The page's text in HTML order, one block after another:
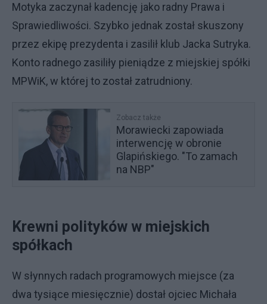
Motyka zaczynał kadencję jako radny Prawa i
Sprawiedliwości. Szybko jednak został skuszony
przez ekipę prezydenta i zasilił klub Jacka Sutryka.
Konto radnego zasiliły pieniądze z miejskiej spółki
MPWiK, w której to został zatrudniony.
Zobacz także
Morawiecki zapowiada
interwencję w obronie
Glapińskiego. "To zamach
na NBP"
Krewni polityków w miejskich
spółkach
W słynnych radach programowych miejsce (za
dwa tysiące miesięcznie) dostał ojciec Michała